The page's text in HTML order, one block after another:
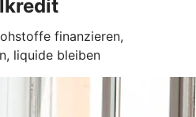
finanzieren,
liquide bleiben